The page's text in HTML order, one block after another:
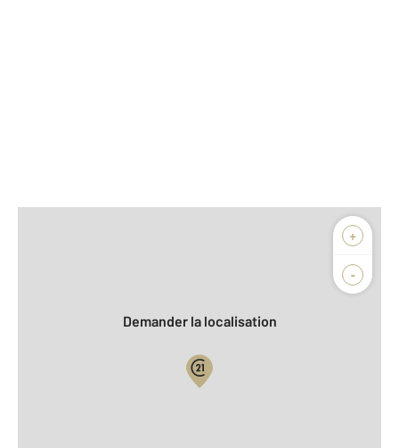
+
-
Demander la localisation